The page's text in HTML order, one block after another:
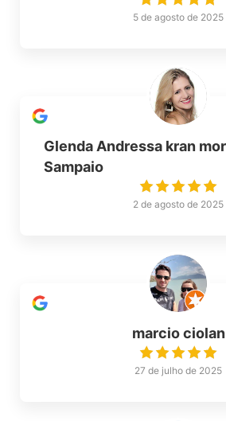
5 de agosto de 2025
Glenda Andressa kran
Sampaio
2 de agosto de 2025
marcio ciolan
27 de julho de 2025